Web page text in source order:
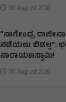
06 August 2026
"ನಾಗೇಂದ್ರ
ನಡೆಯಲು ಬಿಡಲ್ಲ":
ನಾರಾಯಣಸ್ವಾಮಿ!
06 August 2026